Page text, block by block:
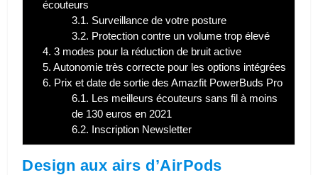
écouteurs
3.1. Surveillance de votre posture
3.2. Protection contre un volume trop élevé
4. 3 modes pour la réduction de bruit active
5. Autonomie très correcte pour les options intégrées
6. Prix et date de sortie des Amazfit PowerBuds Pro
6.1. Les meilleurs écouteurs sans fil à moins
de 130 euros en 2021
6.2. Inscription Newsletter
Design aux airs d’AirPods